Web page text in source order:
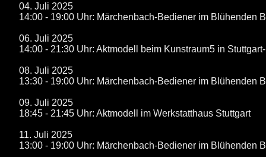
04. Juli 2025
14:00 - 19:00 Uhr: Märchenbach-Bediener im Blühenden
06. Juli 2025
14:00 - 21:30 Uhr: Aktmodell beim Kunstraum5 in
08. Juli 2025
13:30 - 19:00 Uhr: Märchenbach-Bediener im Blühenden
09. Juli 2025
18:45 - 21:45 Uhr: Aktmodell im Werkstatthaus Stuttgart
11. Juli 2025
13:00 - 19:00 Uhr: Märchenbach-Bediener im Blühenden